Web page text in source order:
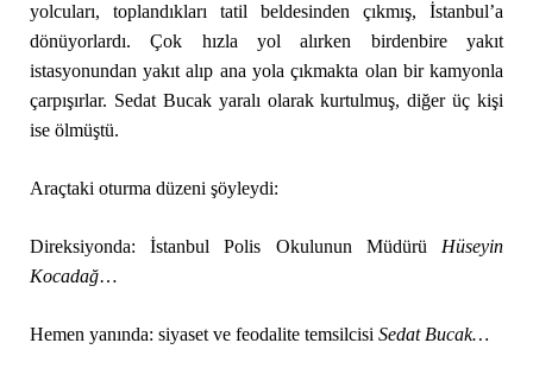
yolcuları, toplandıkları tatil beldesinden çıkmış, İstanbul’a
dönüyorlardı. Çok hızla yol alırken birdenbire yakıt
istasyonundan yakıt alıp ana yola çıkmakta olan bir kamyonla
çarpışırlar. Sedat Bucak yaralı olarak kurtulmuş, diğer üç kişi
ise ölmüştü.
Araçtaki oturma düzeni şöyleydi:
Direksiyonda: İstanbul Polis Okulunun Müdürü Hüseyin
Kocadağ…
Hemen yanında: siyaset ve feodalite temsilcisi Sedat Bucak…